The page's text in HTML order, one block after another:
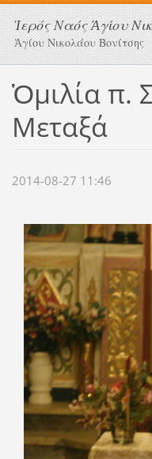
Ἱερός Ναός Ἁγίου
Ἁγίου Νικολάου Βονίτσης
Ὁμιλία π.
Μεταξά
2014-08-27 11:46